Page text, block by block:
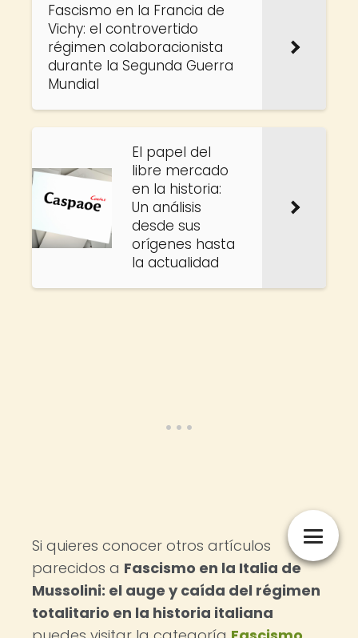
Fascismo en la Francia de
Vichy: el controvertido
régimen colaboracionista
durante la Segunda Guerra
Mundial
El papel del
libre mercado
en la historia:
Un análisis
desde sus
orígenes hasta
la actualidad
Si quieres conocer otros artículos
parecidos a Fascismo en la Italia de
Mussolini: el auge y caída del régimen
totalitario en la historia italiana